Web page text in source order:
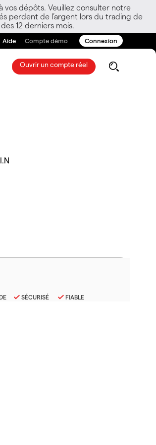
vos dépôts. Veuillez consulter notre
perdent de l’argent lors du trading de
12 derniers mois.
Aide Compte démo Connexion
Ouvrir un compte réel
SÉCURISÉ FIABLE